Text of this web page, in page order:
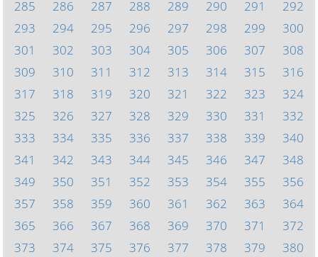
285
286 287 288 289 290 291
292
293
294 295 296 297 298 299
300
301
302 303 304 305 306 307
308
309
310 311 312 313 314 315
316
317
318 319 320 321 322 323
324
325
326 327 328 329 330 331
332
333
334 335 336 337 338 339
340
341
342 343 344 345 346 347
348
349
350 351 352 353 354 355
356
357
358 359 360 361 362 363
364
365
366 367 368 369 370 371
372
373
374 375 376 377 378 379 380